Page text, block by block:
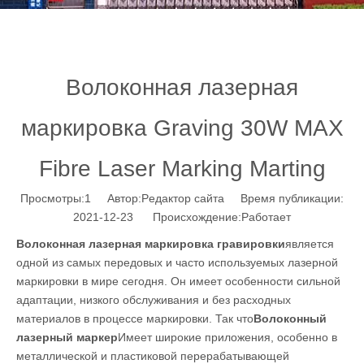
Волоконная лазерная
маркировка Graving 30W MAX
Fibre Laser Marking Marting
Просмотры:1
Автор:Pедактор сайта Время публикации:
2021-12-23 Происхождение:Работает
Волоконная лазерная маркировка гравировкиявляется
одной из самых передовых и часто используемых лазерной
маркировки в мире сегодня. Он имеет особенности сильной
адаптации, низкого обслуживания и без расходных
материалов в процессе маркировки. Так чтоВолоконный
лазерный маркерИмеет широкие приложения, особенно в
металлической и пластиковой перерабатывающей